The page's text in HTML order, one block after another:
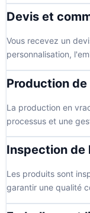
Devis et
Vous recevez un
personnalisation,
Production de
La production en
processus et une
Inspection de
Les produits sont
garantir une qualité